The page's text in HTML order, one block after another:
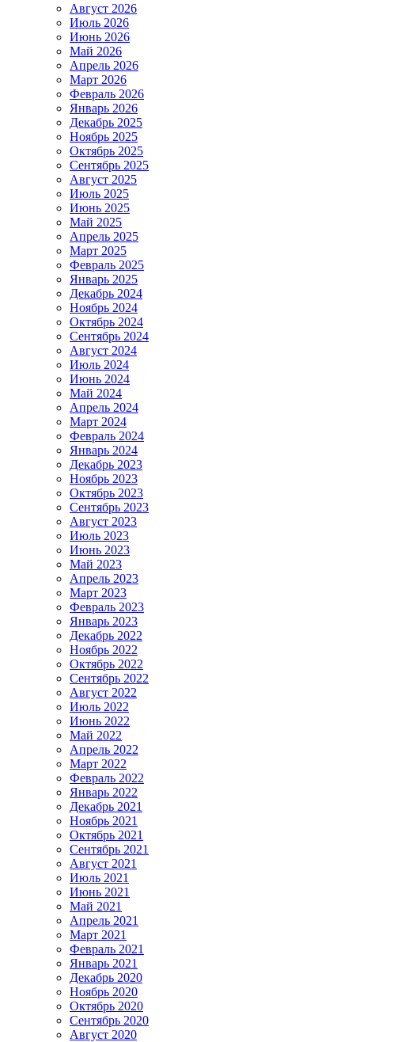
Август 2026
Июль 2026
Июнь 2026
Май 2026
Апрель 2026
Март 2026
Февраль 2026
Январь 2026
Декабрь 2025
Ноябрь 2025
Октябрь 2025
Сентябрь 2025
Август 2025
Июль 2025
Июнь 2025
Май 2025
Апрель 2025
Март 2025
Февраль 2025
Январь 2025
Декабрь 2024
Ноябрь 2024
Октябрь 2024
Сентябрь 2024
Август 2024
Июль 2024
Июнь 2024
Май 2024
Апрель 2024
Март 2024
Февраль 2024
Январь 2024
Декабрь 2023
Ноябрь 2023
Октябрь 2023
Сентябрь 2023
Август 2023
Июль 2023
Июнь 2023
Май 2023
Апрель 2023
Март 2023
Февраль 2023
Январь 2023
Декабрь 2022
Ноябрь 2022
Октябрь 2022
Сентябрь 2022
Август 2022
Июль 2022
Июнь 2022
Май 2022
Апрель 2022
Март 2022
Февраль 2022
Январь 2022
Декабрь 2021
Ноябрь 2021
Октябрь 2021
Сентябрь 2021
Август 2021
Июль 2021
Июнь 2021
Май 2021
Апрель 2021
Март 2021
Февраль 2021
Январь 2021
Декабрь 2020
Ноябрь 2020
Октябрь 2020
Сентябрь 2020
Август 2020